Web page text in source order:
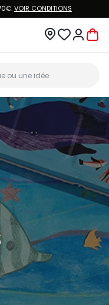
VOIR CONDITIONS